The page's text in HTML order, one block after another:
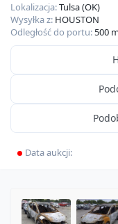
Lokalizacja:Tulsa (OK)
Wysyłka z: HOUSTON
Odległość do portu: 500
Data aukcji: